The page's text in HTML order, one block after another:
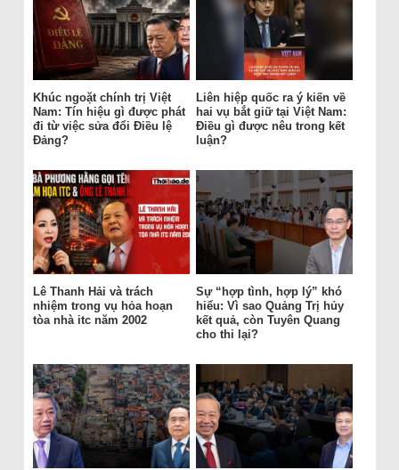
Khúc ngoặt chính trị Việt
Nam: Tín hiệu gì được phát
đi từ việc sửa đổi Điều lệ
Đảng?
Liên hiệp quốc ra ý kiến về
hai vụ bắt giữ tại Việt Nam:
Điều gì được nêu trong kết
luận?
Lê Thanh Hải và trách
nhiệm trong vụ hỏa hoạn
tòa nhà itc năm 2002
Sự “hợp tình, hợp lý” khó
hiểu: Vì sao Quảng Trị hủy
kết quả, còn Tuyên Quang
cho thi lại?